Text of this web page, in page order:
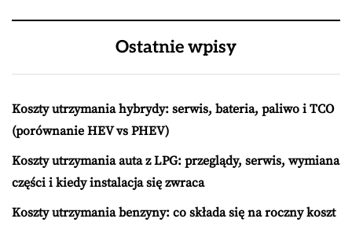
Ostatnie wpisy
Koszty utrzymania hybrydy: serwis, bateria, paliwo i TCO
(porównanie HEV vs PHEV)
Koszty utrzymania auta z LPG: przeglądy, serwis, wymiana
części i kiedy instalacja się zwraca
Koszty utrzymania benzyny: co składa się na roczny koszt